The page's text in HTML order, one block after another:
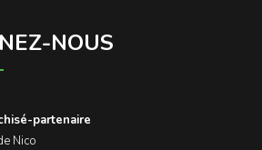
NOUS
partenaire
Nico